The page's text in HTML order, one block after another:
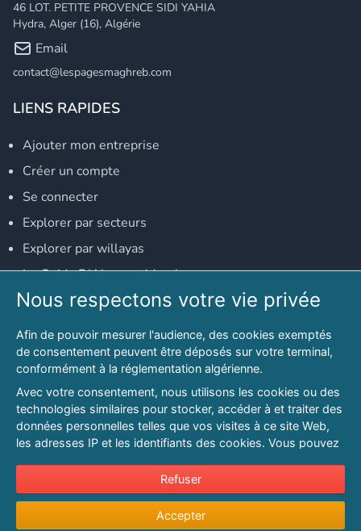
46 LOT. PETITE PROVENCE SIDI YAHIA
Hydra, Alger (16), Algérie
Email
contact@lespagesmaghreb.com
LIENS RAPIDES
Ajouter mon entreprise
Créer un compte
Se connecter
Explorer par secteurs
Explorer par willayas
Le Guide D'Alger, guide-alger.com
NOS RÉSEAUX SOCIAUX
Notre page Facebook
Notre page LinkedIn
Notre page Instagram
Notre page Twitter
© 2026 PAGESMAGHREB.COM. ALL RIGHTS RESERVED
Conditions générales d'utilisation
confidentialité
Protection de la vie privée
Nous respectons votre vie privée
Afin de pouvoir mesurer l'audience, des cookies exemptés
de consentement peuvent être déposés sur votre terminal,
conformément à la réglementation algérienne.
Avec votre consentement, nous utilisons les cookies ou des
technologies similaires pour stocker, accéder à et traiter des
données personnelles telles que vos visites à ce site Web,
les adresses IP et les identifiants des cookies. Vous pouvez
sur l'intérêt légitime à tout moment en cliquant sur « Refuser
».
Pour en savoir plus sur notre politique en matière de cookies
Refuser
Accepter